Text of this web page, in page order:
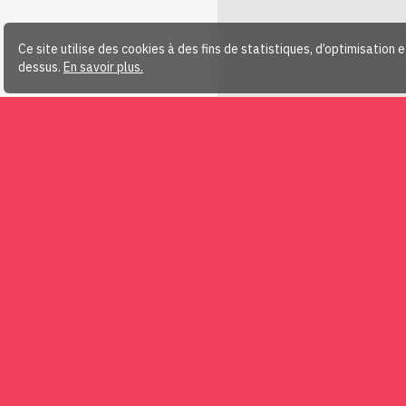
Ce site utilise des cookies à des fins de statistiques,
dessus. En savoir plus.